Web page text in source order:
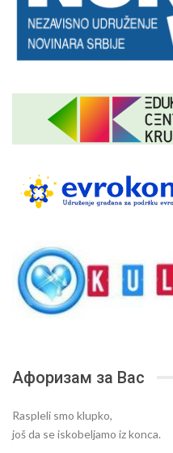
Афоризам за Вас
Raspleli smo klupko,
još da se iskobeljamo iz konca.